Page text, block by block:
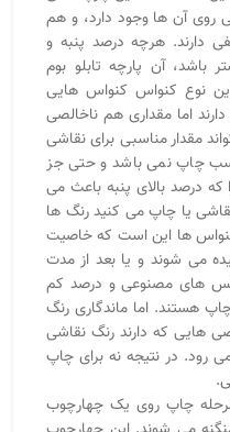
آن ها وجود دارد، و هم
دارند. هرچه درصد پنبه و
باشد، آن پارچه تابلو بوم
نوع کنواس کنواس هایی
اما مقداری هم ناخالصی
تا 90 درصد می تواند مقدار مناسبی برای نقاشی
چاپ نمی باشد و حتی جز
درصد بالای پنبه باعث می
یا چاپ می کنید رنگ ها
ها این است که خاصیت
می شوند و یا بعد از مدت
های مصنوعی و درصد کم
هستند. اما ماندگاری رنگ
هایی که دارند رنگ نقاشی
رود. در نتیجه نه برای چاپ
چاپ روی یک چهارچوب